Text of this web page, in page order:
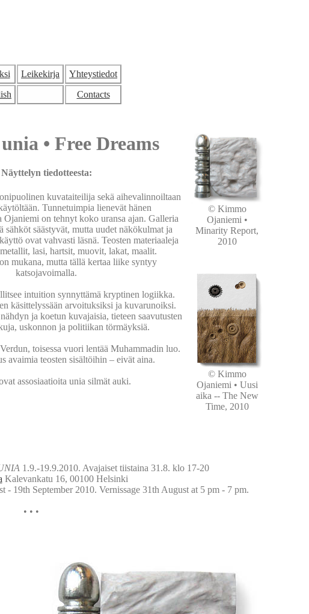
Leikekirja
Yhteystiedot
Contacts
• Free Dreams
Näyttelyn tiedotteesta:
kuvataiteilija sekä aihevalinnoiltaan
Tunnetuimpia lienevät hänen
Ojaniemi on tehnyt koko uransa ajan. Galleria
sähköt säästyvät, mutta uudet näkökulmat ja
ovat vahvasti läsnä. Teosten materiaaleja
lasi, hartsit, muovit, lakat, maalit.
mukana, mutta tällä kertaa liike syntyy
katsojavoimalla.
intuition synnyttämä kryptinen logiikka.
käsittelyssään arvoituksiksi ja kuvarunoiksi.
ja koetun kuvajaisia, tieteen saavutusten
uskonnon ja politiikan törmäyksiä.
toisessa vuori lentää Muhammadin luo.
avaimia teosten sisältöihin – eivät aina.
assosiaatioita unia silmät auki.
© Kimmo
Ojaniemi •
Minarity Report,
2010
© Kimmo
Ojaniemi • Uusi
aika -- The New
Time, 2010
1.9.-19.9.2010. Avajaiset tiistaina 31.8. klo 17-20
Kalevankatu 16, 00100 Helsinki
- 19th September 2010. Vernissage 31th August at 5 pm - 7 pm.
• • •